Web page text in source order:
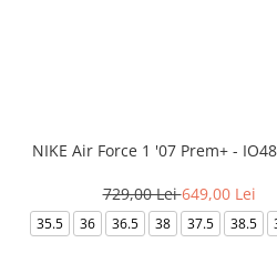
NIKE Air Force 1 '07 Prem+ -
729,00 Lei649,00 Lei
35.5 36 36.5 38 37.5 38.5